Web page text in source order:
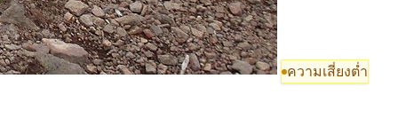
ความเสี่ยงต่ำ